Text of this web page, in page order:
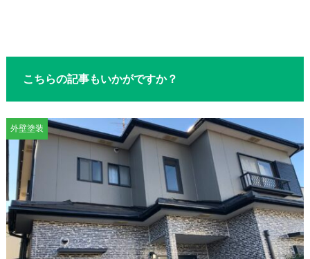
こちらの記事もいかがですか？
外壁塗装